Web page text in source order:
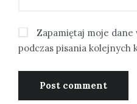
Zapamiętaj moje
podczas pisania kolejnych